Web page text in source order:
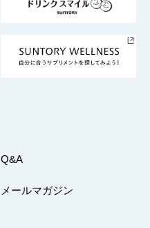
Q&A
メールマガジン